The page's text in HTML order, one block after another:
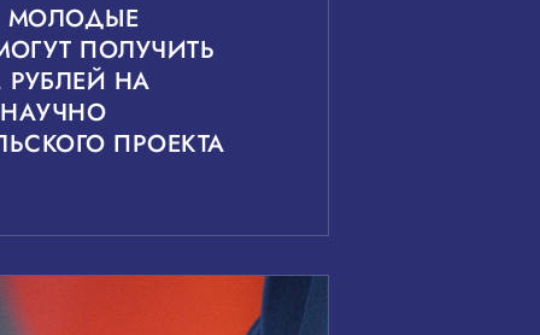
МОЛОДЫЕ
ПОЛУЧИТЬ
РУБЛЕЙ НА
ПРОЕКТА